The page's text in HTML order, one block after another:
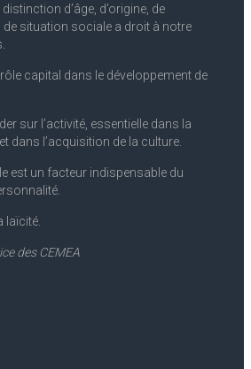
d’âge, d’origine, de
situation sociale a droit à notre
capital dans le développement de
sur l’activité, essentielle dans la
dans l’acquisition de la culture.
est un facteur indispensable du
laïcité.
des CEMEA